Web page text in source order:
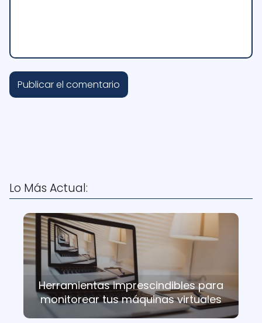
Lo Más Actual:
Herramientas imprescindibles para
monitorear tus máquinas virtuales